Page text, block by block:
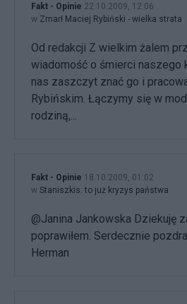
Fakt - Opinie 22.10.2009, 12:06
w Zmarł Maciej Rybiński - wielka strata
Od redakcji Z wielkim żalem
wiadomość o śmierci naszego
nas zaszczyt znać go i
Rybińskim. Łączymy się w
rodziną,...
Fakt - Opinie 18.10.2009, 01:02
w Staniszkis: to już kryzys państwa
@Janina Jankowska Dziekuję
poprawiłem. Serdecznie
Herman